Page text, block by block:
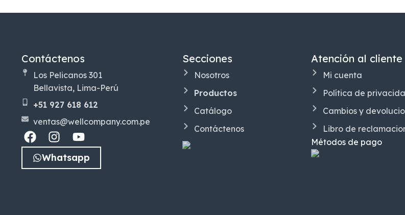
Contáctenos
Los Pelicanos 301
Bellavista, Lima-Perú
+51 927 618 612
ventas@wellcompany.com.pe
Whatsapp
Secciones
Nosotros
Productos
Catálogo
Contáctenos
Atención al cliente
Mi cuenta
Política de
Cambios y
Libro de
Métodos de pago